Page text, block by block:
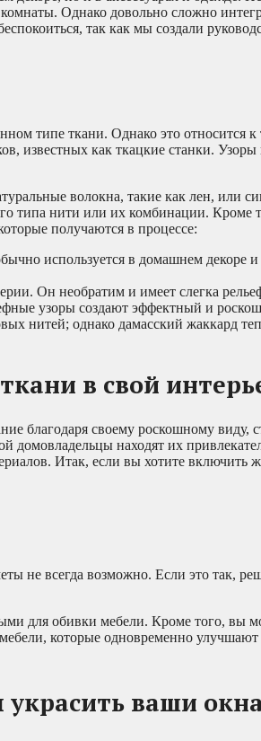
Однако довольно сложно
так как мы создали
типе ткани. Однако это относится к
известных как ткацкие станки.
волокна, такие как лен, или
типа нити или их комбинации. Кроме
получаются в процессе:
используется в домашнем декоре
Он необратим и имеет слегка
узоры создают эффектный и
нитей; однако дамасский жаккард
в свой
благодаря своему роскошному виду,
домовладельцы находят их
Итак, если вы хотите включить
не всегда возможно. Если это так,
для обивки мебели. Кроме того, вы
которые одновременно улучшают
ваши